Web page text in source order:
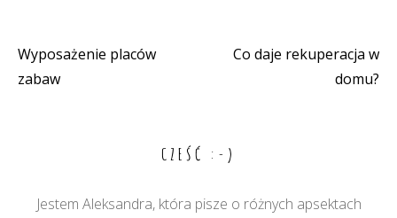
Nawigacja
Wyposażenie placów
zabaw
Co daje rekuperacja w
domu?
CZEŚĆ :-)
Jestem Aleksandra, która pisze o różnych apsektach